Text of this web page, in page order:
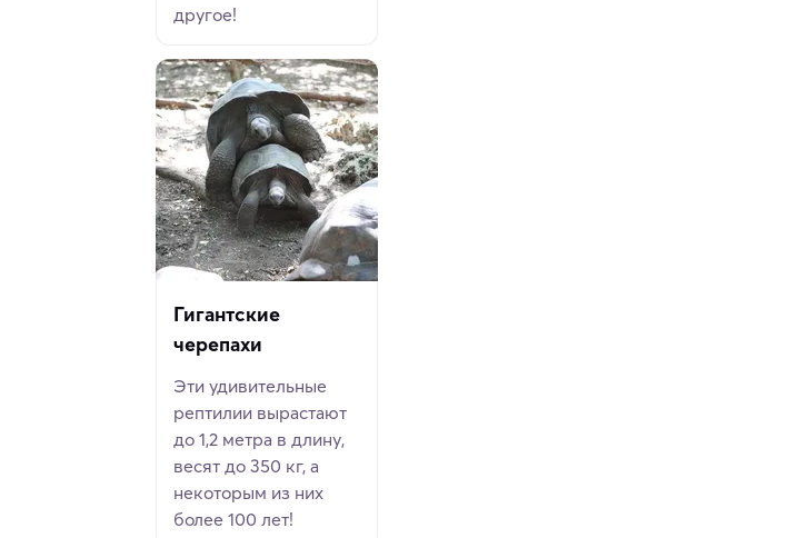
другое!
Гигантские
черепахи
Эти удивительные
рептилии вырастают
до 1,2 метра в длину,
весят до 350 кг, а
некоторым из них
более 100 лет!